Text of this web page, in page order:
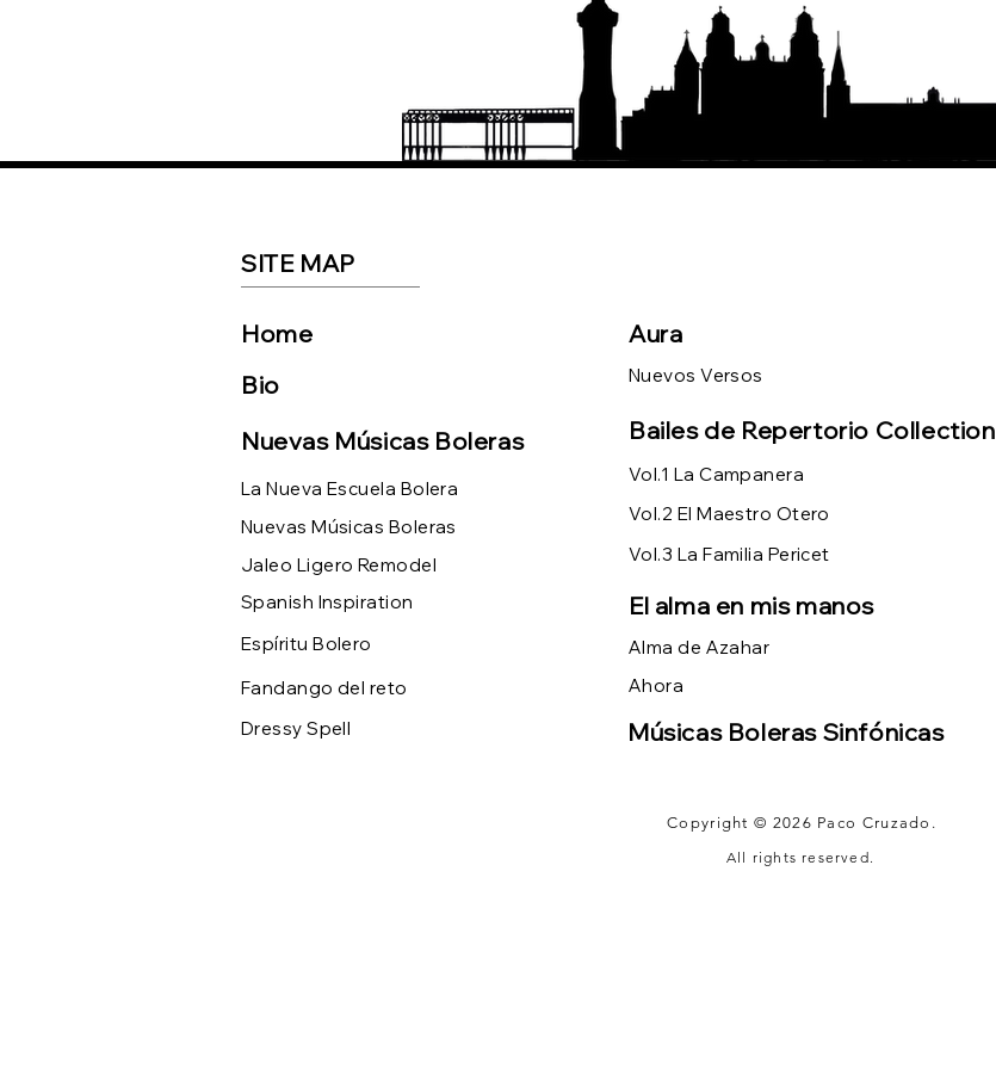
AURA PRÓXIMAMENTE EN
PLATAFORMAS DIGITALES
SITE MAP
Home
Bio
Nuevas Músicas Boleras
La Nueva Escuela Bolera
Nuevas Músicas Boleras
Jaleo Ligero Remodel
Spanish Inspiration
Espíritu Bolero
Fandango del reto
Dressy Spell
Aura
Nuevos Versos
Bailes de Repertorio Collection
Vol.1 La Campanera
Vol.2 El Maestro Otero
Vol.3 La Familia Pericet
El alma en mis manos
Alma de Azahar
Ahora
Músicas Boleras Sinfónicas
Copyright © 2026 Paco Cruzado.
All rights reserved.